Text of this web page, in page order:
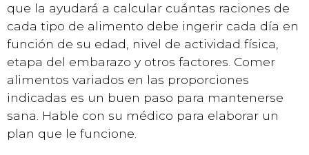
que la ayudará a calcular cuántas raciones de
cada tipo de alimento debe ingerir cada día en
función de su edad, nivel de actividad física,
etapa del embarazo y otros factores. Comer
alimentos variados en las proporciones
indicadas es un buen paso para mantenerse
sana. Hable con su médico para elaborar un
plan que le funcione.